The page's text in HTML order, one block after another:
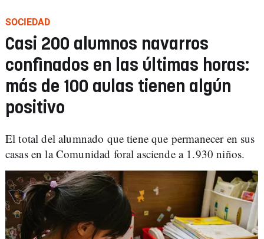
SOCIEDAD
Casi 200 alumnos navarros
confinados en las últimas horas:
más de 100 aulas tienen algún
positivo
El total del alumnado que tiene que permanecer en sus
casas en la Comunidad foral asciende a 1.930 niños.